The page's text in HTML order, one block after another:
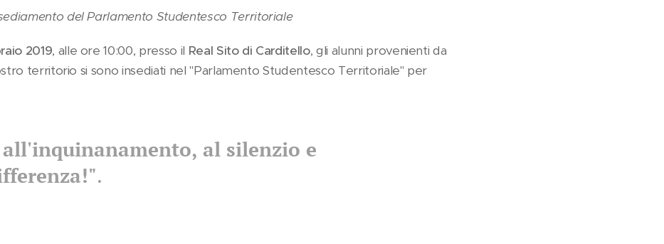
del Parlamento Studentesco Territoriale
2019, alle ore 10:00, presso il Real Sito di Carditello, gli alunni provenienti da
territorio si sono insediati nel "Parlamento Studentesco Territoriale" per
all'inquinanamento, al silenzio e
.